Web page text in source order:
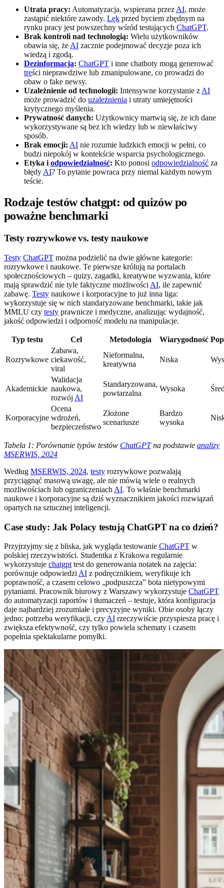
Utrata pracy: Automatyzacja, wspierana przez AI, może
zastąpić niektóre zawody. Lęk przed byciem zbędnym na
rynku pracy jest powszechny wśród testujących ChatGPT.
Brak kontroli nad technologią: Wielu użytkowników
obawia się, że AI zacznie podejmować decyzje poza ich
wiedzą i zgodą.
Dezinformacja: ChatGPT i inne chatboty mogą generować
treści nieprawdziwe lub zmanipulowane, co prowadzi do
obaw o fake newsy.
Uzależnienie od technologii: Intensywne korzystanie z AI
może prowadzić do uzależnienia i utraty umiejętności
krytycznego myślenia.
Prywatność danych: Użytkownicy martwią się, że ich dane
wykorzystywane są bez ich wiedzy lub w niewłaściwy
sposób.
Brak emocji: AI nie rozumie ludzkich emocji w pełni, co
budzi niepokój w kontekście wsparcia psychologicznego.
Etyka i odpowiedzialność: Kto ponosi odpowiedzialność za
błędy AI? To pytanie powraca przy niemal każdym nowym
teście.
Rodzaje testów chatgpt: od quizów po
poważne benchmarki
Testy rozrywkowe vs. testy naukowe
Testy ChatGPT można podzielić na dwie główne kategorie:
rozrywkowe i naukowe. Te pierwsze królują na portalach
społecznościowych – quizy, zagadki, kreatywne wyzwania, które
mają sprawdzić nie tyle faktyczne możliwości AI, ile zapewnić
zabawę. Testy naukowe i korporacyjne to już inna liga:
wykorzystuje się w nich standaryzowane benchmarki, takie jak
MMLU czy testy prawnicze i medyczne, analizując wydajność,
jakość odpowiedzi i odporność modelu na manipulacje.
Typ testu Cel Metodologia Wiarygodność
Rozrywkowe
Zabawa,
ciekawość,
viral
Nieformalna,
kreatywna
Niska
Akademickie
Walidacja
naukowa,
rozwój AI
Standaryzowana,
powtarzalna
Wysoka
Korporacyjne
Ocena
wdrożeń,
bezpieczeństwo
Złożone
scenariusze
Bardzo
wysoka
Tabela 1: Porównanie typów testów ChatGPTna podstawie analizy
MSERWIS, 2024
Według MSERWIS, 2024, testy rozrywkowe pozwalają
przyciągnąć masową uwagę, ale nie mówią wiele o realnych
możliwościach lub ograniczeniach AI. To właśnie benchmarki
naukowe i korporacyjne są dziś wyznacznikiem jakości rozwiązań
opartych na sztucznej inteligencji.
Case study: Jak Polacy testują ChatGPT na co dzień?
Przyjrzyjmy się z bliska, jak wygląda testowanie ChatGPT w
polskiej rzeczywistości. Studentka z Krakowa regularnie
wykorzystuje chatgpt test do generowania notatek na zajęcia:
porównuje odpowiedzi AI z podręcznikiem, weryfikuje ich
poprawność, a czasem celowo „podpuszcza” bota nietypowymi
pytaniami. Pracownik biurowy z Warszawy wykorzystuje ChatGPT
do automatyzacji raportów i tłumaczeń – testuje, która konfiguracja
daje najbardziej zrozumiałe i precyzyjne wyniki. Obie osoby łączy
jedno: potrzeba weryfikacji, czy AI rzeczywiście przyspiesza pracę i
zwiększa efektywność, czy tylko powiela schematy i czasem
popełnia spektakularne pomyłki.